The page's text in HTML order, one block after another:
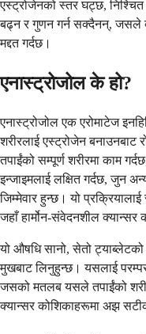
एस्ट्रोजेनको स्तर घट्छ,
बढ्न र गुणन गर्न सक्दैनन्, जसले
मद्दत गर्दछ।
एनास्ट्रोजोल के हो?
एनास्ट्रोजोल एक एरोमाटेज
शरीरलाई एस्ट्रोजेन
तपाईंको सम्पूर्ण शरीरमा काम
इन्जाइमलाई लक्षित गर्दछ, जुन
जिम्मेवार हुन्छ। यो
जहाँ हार्मोन-संवेदनशील क्यान्सर
यो औषधि सानो, सेतो
मुखबाट लिनुहुन्छ। यसलाई
जसको मतलब यसले तपाईंको
क्यान्सर कोशिकाहरूमा अझ